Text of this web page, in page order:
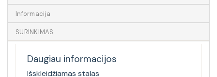
Informacija
SURINKIMAS
Daugiau informacijos
Išskleidžiamas stalas